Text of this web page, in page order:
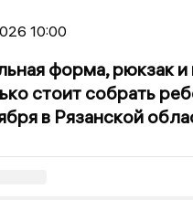
10:00
форма, рюкзак и
стоит собрать
в Рязанской